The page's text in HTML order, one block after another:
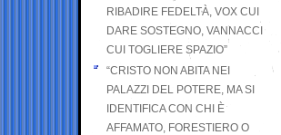
RIBADIRE FEDELTÀ, VOX CUI
DARE SOSTEGNO, VANNACCI
CUI TOGLIERE SPAZIO”
“CRISTO NON ABITA NEI
PALAZZI DEL POTERE, MA SI
IDENTIFICA CON CHI È
AFFAMATO, FORESTIERO O